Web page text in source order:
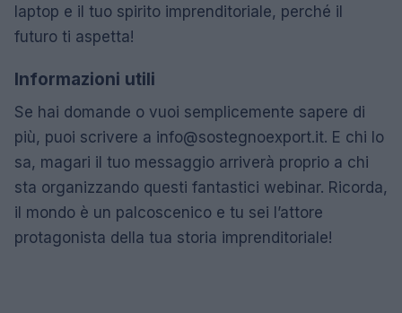
laptop e il tuo spirito imprenditoriale, perché il
futuro ti aspetta!
Informazioni utili
Se hai domande o vuoi semplicemente sapere di
più, puoi scrivere a info@sostegnoexport.it. E chi lo
sa, magari il tuo messaggio arriverà proprio a chi
sta organizzando questi fantastici webinar. Ricorda,
il mondo è un palcoscenico e tu sei l’attore
protagonista della tua storia imprenditoriale!